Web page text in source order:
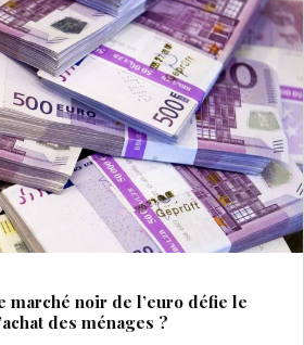
marché noir de l’euro défie le
des ménages ?